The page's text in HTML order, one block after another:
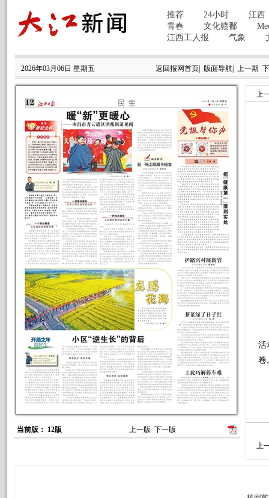
2026年03月06日 星期五 返回报网首页| 版面导航| 上一期
当前版： 12版 上一版 下一版
上
活
卷
上